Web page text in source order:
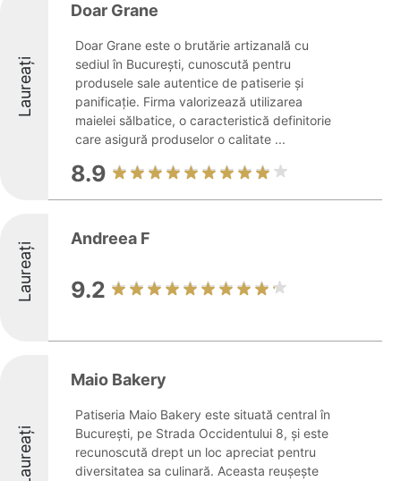
Laureați
Doar Grane
Doar Grane este o brutărie artizanală cu
sediul în București, cunoscută pentru
produsele sale autentice de patiserie și
panificație. Firma valorizează utilizarea
maielei sălbatice, o caracteristică definitorie
care asigură produselor o calitate ...
8.9
Laureați
Andreea F
9.2
Laureați
Maio Bakery
Patiseria Maio Bakery este situată central în
București, pe Strada Occidentului 8, și este
recunoscută drept un loc apreciat pentru
diversitatea sa culinară. Aceasta reușește